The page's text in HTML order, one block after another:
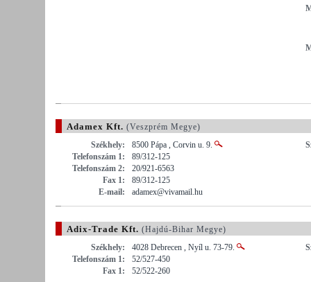
Adamex Kft. (Veszprém Megye)
Székhely:
8500 Pápa , Corvin u. 9.
Telefonszám 1:
89/312-125
Telefonszám 2:
20/921-6563
Fax 1:
89/312-125
E-mail:
adamex@vivamail.hu
Adix-Trade Kft. (Hajdú-Bihar Megye)
Székhely:
4028 Debrecen , Nyíl u. 73-79.
Telefonszám 1:
52/527-450
Fax 1:
52/522-260